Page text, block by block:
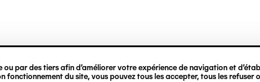
ou par des tiers afin d’améliorer votre expérience de navigation et
fonctionnement du site, vous pouvez tous les accepter, tous les refuser